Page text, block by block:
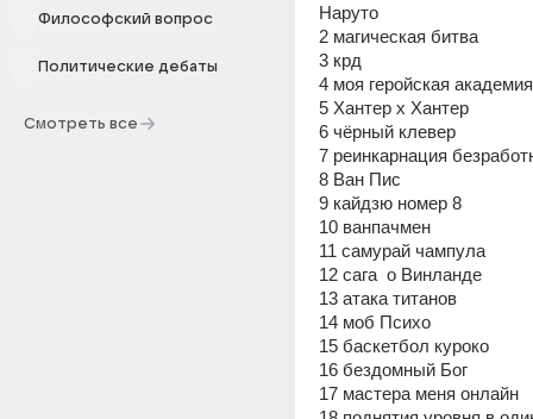
Философский вопрос
Политические дебаты
Смотреть все
Наруто
2 магическая битва
3 крд
4 моя геройская академия
5 Хантер х Хантер
6 чёрный клевер
7 реинкарнация
8 Ван Пис
9 кайдзю номер 8
10 ванпачмен
11 самурай чампула
12 сага  о Винланде
13 атака титанов
14 моб Психо
15 баскетбол куроко
16 бездомный Бог
17 мастера меня онлайн